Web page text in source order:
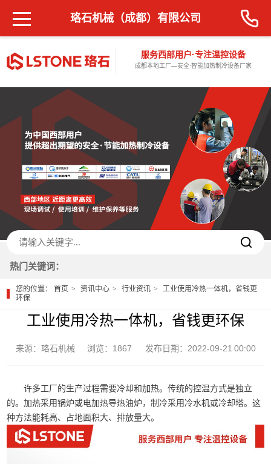
服务西部用户·专注温控设备
成都本地工厂—安全·智能加热制冷设备厂家
珞石机械（成都）有限公司
热门关键词：
您的位置：首页 资讯中心 行业资讯
工业使用冷热一体机，省钱更
环保
工业使用冷热一体机，省钱更环保
来源：珞石机械 浏览：1867 发布日期：2022-09-21 00:00
许多工厂的生产过程需要冷却和加热。传统的控温方式是独立
的。加热采用锅炉或电加热导热油炉，制冷采用冷水机或冷却塔。这
种方法能耗高、占地面积大、排放量大。